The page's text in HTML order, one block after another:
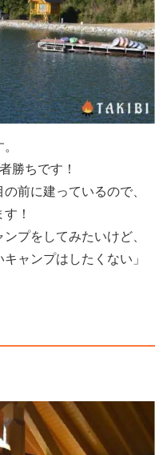
勝ちです！
前に建っているので、
！
プをしてみたいけど、
ャンプはしたくない」